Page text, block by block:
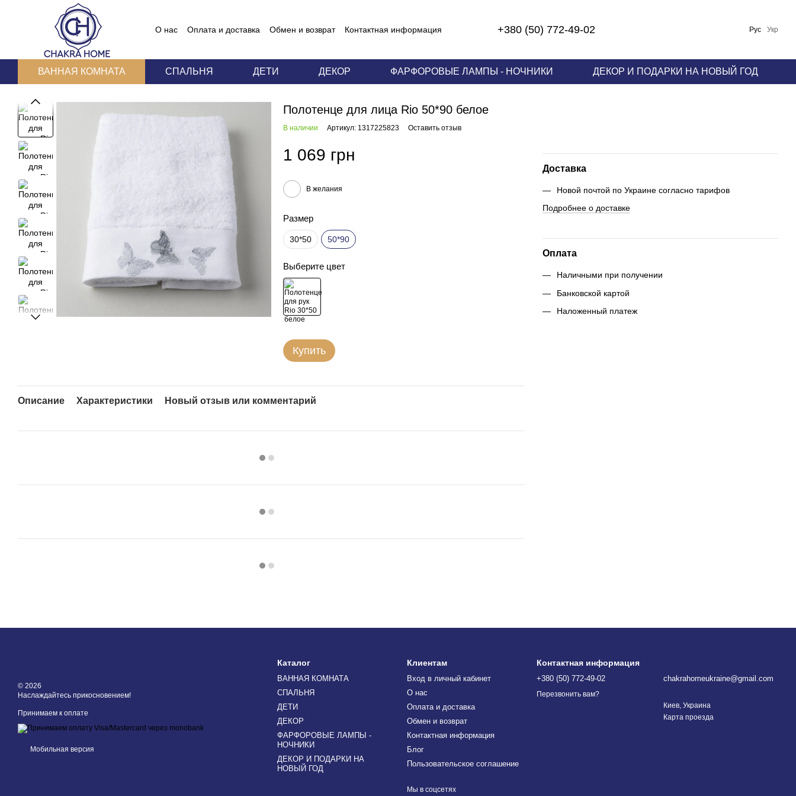
Перейти к основному контенту
О нас Оплата и доставка Обмен и возврат
Контактная информация
+380 (50) 772-49-02 Укр
Рус
ВАННАЯ КОМНАТА СПАЛЬНЯ ДЕТИ ДЕКОР ФАРФОРОВЫЕ ЛАМПЫ - НОЧНИКИ ДЕКОР И ПОДАРКИ НА НОВЫЙ ГОД
Полотенце для лица Rio 50*90 белое
В наличии Артикул: 1317225823 Оставить отзыв
1 069 грн
В желания
Размер
30*50 50*90
Выберите цвет
Купить
Доставка
Новой почтой по Украине согласно тарифов
Подробнее о доставке
Оплата
Наличными при получении
Банковской картой
Наложенный платеж
Описание Характеристики Новый отзыв или комментарий
© 2026
Наслаждайтесь прикосновением!
Принимаем к оплате
Мобильная версия
Каталог
ВАННАЯ КОМНАТА
СПАЛЬНЯ
ДЕТИ
ДЕКОР
ФАРФОРОВЫЕ ЛАМПЫ -
НОЧНИКИ
ДЕКОР И ПОДАРКИ НА
НОВЫЙ ГОД
Клиентам
Вход в личный кабинет
О нас
Оплата и доставка
Обмен и возврат
Контактная информация
Блог
Пользовательское соглашение
Мы в соцсетях
Контактная информация
+380 (50) 772-49-02
Перезвонить вам?
chakrahomeukraine@gmail.com
Киев, Украина
Карта проезда